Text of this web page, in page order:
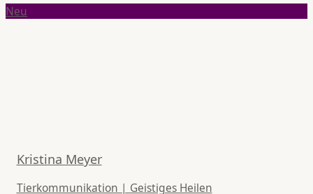
Neu
Kristina Meyer
Tierkommunikation | Geistiges Heilen